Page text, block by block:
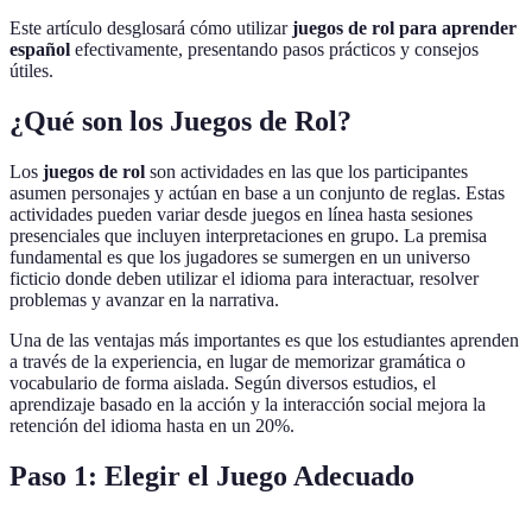
Este artículo desglosará cómo utilizarjuegos de rol para aprender
español efectivamente, presentando pasos prácticos y consejos
útiles.
¿Qué son los Juegos de Rol?
Los juegos de rol son actividades en las que los participantes
asumen personajes y actúan en base a un conjunto de reglas. Estas
actividades pueden variar desde juegos en línea hasta sesiones
presenciales que incluyen interpretaciones en grupo. La premisa
fundamental es que los jugadores se sumergen en un universo
ficticio donde deben utilizar el idioma para interactuar, resolver
problemas y avanzar en la narrativa.
Una de las ventajas más importantes es que los estudiantes aprenden
a través de la experiencia, en lugar de memorizar gramática o
vocabulario de forma aislada. Según diversos estudios, el
aprendizaje basado en la acción y la interacción social mejora la
retención del idioma hasta en un 20%.
Paso 1: Elegir el Juego Adecuado